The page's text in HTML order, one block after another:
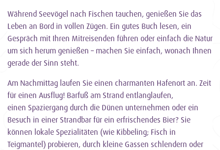
Während Seevögel nach Fischen tauchen, genießen Sie das
Leben an Bord in vollen Zügen. Ein gutes Buch lesen, ein
Gespräch mit Ihren Mitreisenden führen oder einfach die Natur
um sich herum genießen – machen Sie einfach, wonach Ihnen
gerade der Sinn steht.
Am Nachmittag laufen Sie einen charmanten Hafenort an. Zeit
für einen Ausflug! Barfuß am Strand entlanglaufen,
einen Spaziergang durch die Dünen unternehmen oder ein
Besuch in einer Strandbar für ein erfrischendes Bier? Sie
können lokale Spezialitäten (wie Kibbeling; Fisch in
Teigmantel) probieren, durch kleine Gassen schlendern oder